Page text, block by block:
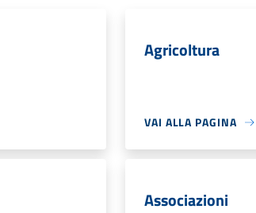
Agricoltura
VAI ALLA PAGINA
Associazioni